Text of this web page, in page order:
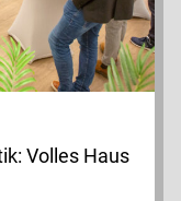
Volles Haus